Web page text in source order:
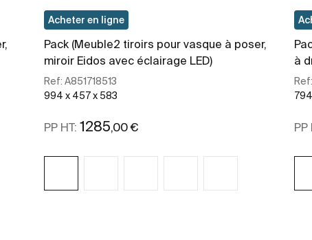
Acheter en ligne
Pack (Meuble2 tiroirs pour vasque à poser,
miroir Eidos avec éclairage LED)
Ref: A851718513
994 x 457 x 583
PP HT: 1285,00 €
à
Ref:
PP